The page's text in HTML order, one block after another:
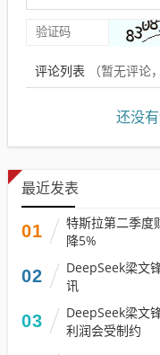
评论列表 （暂无评论，
还没
最近发表
01
特斯拉第二季度
降5%
02
DeepSeek梁文
讯
03
DeepSeek梁文
利润会受制约